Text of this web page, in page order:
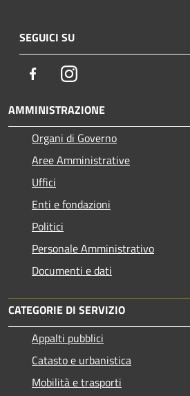
SEGUICI SU
FacebookInstagram
AMMINISTRAZIONE
Organi di Governo
Aree Amministrative
Uffici
Enti e fondazioni
Politici
Personale Amministrativo
Documenti e dati
CATEGORIE DI SERVIZIO
Appalti pubblici
Catasto e urbanistica
Mobilità e trasporti